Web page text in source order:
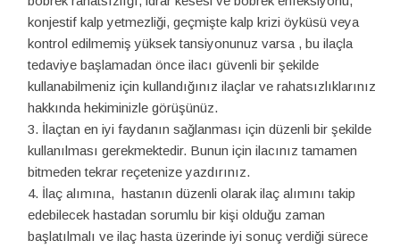
konjestif kalp yetmezliği, geçmişte kalp krizi öyküsü veya
kontrol edilmemiş yüksek tansiyonunuz varsa , bu ilaçla
tedaviye başlamadan önce ilacı güvenli bir şekilde
kullanabilmeniz için kullandığınız ilaçlar ve rahatsızlıklarınız
hakkında hekiminizle görüşünüz.
İlaçtan en iyi faydanın sağlanması için düzenli bir şekilde
kullanılması gerekmektedir. Bunun için ilacınız tamamen
bitmeden tekrar reçetenize yazdırınız.
İlaç alımına, hastanın düzenli olarak ilaç alımını takip
edebilecek hastadan sorumlu bir kişi olduğu zaman
başlatılmalı ve ilaç hasta üzerinde iyi sonuç verdiği sürece